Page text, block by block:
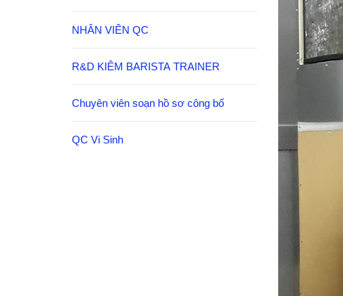
NHÂN VIÊN QC
R&D KIÊM BARISTA TRAINER
Chuyên viên soạn hồ sơ công bố
QC Vi Sinh